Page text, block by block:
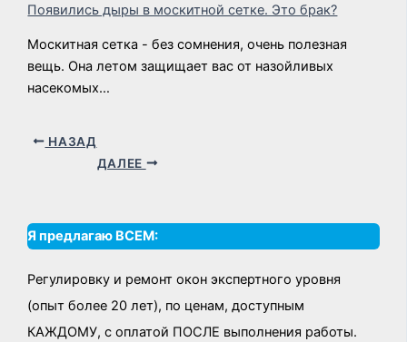
Появились дыры в москитной сетке. Это брак?
Москитная сетка - без сомнения, очень полезная
вещь. Она летом защищает вас от назойливых
насекомых…
НАЗАД
ДАЛЕЕ
Я предлагаю ВСЕМ:
Регулировку и ремонт окон экспертного уровня
(опыт более 20 лет), по ценам, доступным
КАЖДОМУ, с оплатой ПОСЛЕ выполнения работы.